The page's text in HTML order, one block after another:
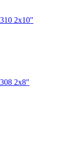
2x10"
2x8"